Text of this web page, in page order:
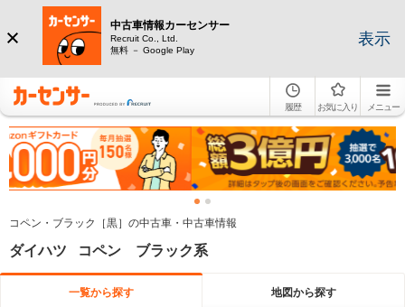
中古車情報カーセンサー
Recruit Co., Ltd.
無料 － Google Play
表示
履歴 お気に入り メニュー
コペン・ブラック［黒］の中古車・中古車情報
ダイハツ コペン ブラック系
一覧から探す 地図から探す